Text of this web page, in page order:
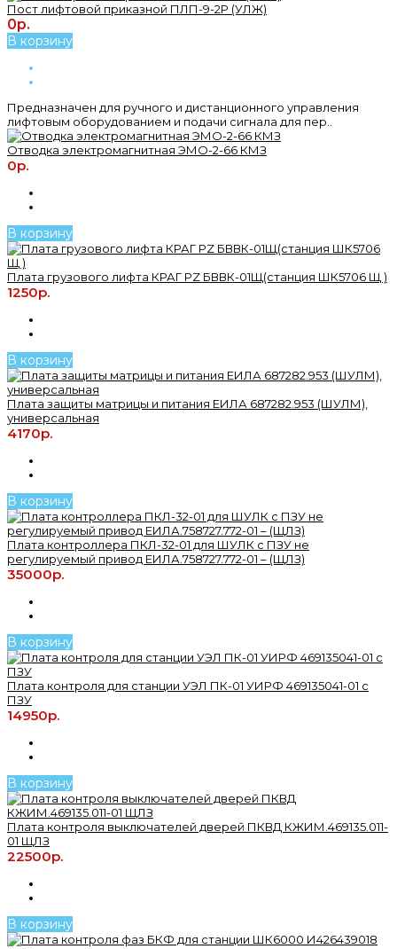
Пост лифтовой приказной ПЛП-9-2Р (УЛЖ)
0р.
В корзину
Предназначен для ручного и дистанционного управления
лифтовым оборудованием и подачи сигнала для пер..
Отводка электромагнитная ЭМО-2-66 КМЗ
0р.
В корзину
Плата грузового лифта КРАГ PZ БВВК-01Щ(станция ШК5706 Щ )
1250р.
В корзину
Плата защиты матрицы и питания ЕИЛА 687282.953 (ШУЛМ),
универсальная
4170р.
В корзину
Плата контроллера ПКЛ-32-01 для ШУЛК с ПЗУ не
регулируемый привод ЕИЛА.758727.772-01 – (ЩЛЗ)
35000р.
В корзину
Плата контроля для станции УЭЛ ПК-01 УИРФ 469135041-01 с
ПЗУ
14950р.
В корзину
Плата контроля выключателей дверей ПКВД КЖИМ.469135.011-
01 ЩЛЗ
22500р.
В корзину